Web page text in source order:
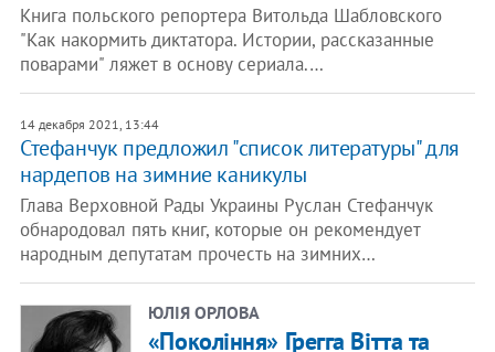
Книга польского репортера Витольда Шабловского
"Как накормить диктатора. Истории, рассказанные
поварами" ляжет в основу сериала.…
14 декабря 2021, 13:44
Стефанчук предложил "список литературы" для
нардепов на зимние каникулы
Глава Верховной Рады Украины Руслан Стефанчук
обнародовал пять книг, которые он рекомендует
народным депутатам прочесть на зимних…
ЮЛІЯ ОРЛОВА
«Покоління» Грегга Вітта та